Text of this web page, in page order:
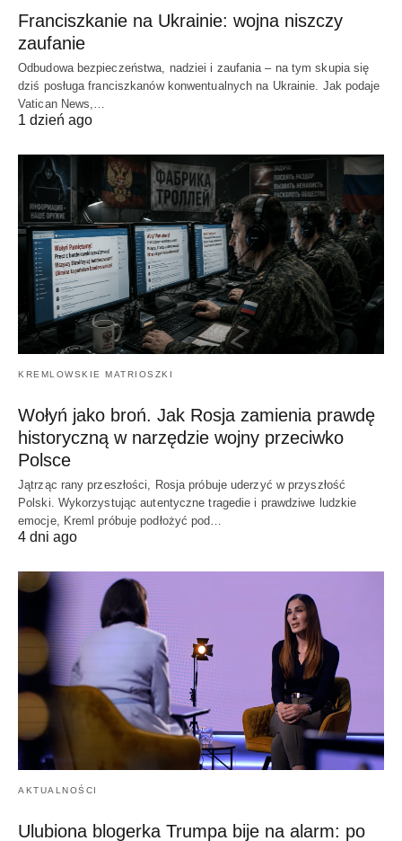
Franciszkanie na Ukrainie: wojna niszczy
zaufanie
Odbudowa bezpieczeństwa, nadziei i zaufania – na tym skupia się
dziś posługa franciszkanów konwentualnych na Ukrainie. Jak podaje
Vatican News,…
1 dzień ago
KREMLOWSKIE MATRIOSZKI
Wołyń jako broń. Jak Rosja zamienia prawdę
historyczną w narzędzie wojny przeciwko
Polsce
Jątrząc rany przeszłości, Rosja próbuje uderzyć w przyszłość
Polski. Wykorzystując autentyczne tragedie i prawdziwe ludzkie
emocje, Kreml próbuje podłożyć pod…
4 dni ago
AKTUALNOŚCI
Ulubiona blogerka Trumpa bije na alarm: po